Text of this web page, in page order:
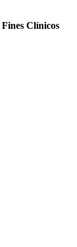
Clínicos